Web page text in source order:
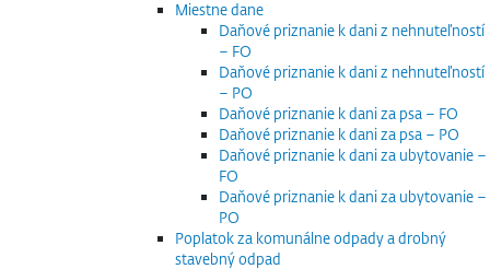
Miestne dane
Daňové priznanie k dani z nehnuteľností
– FO
Daňové priznanie k dani z nehnuteľností
– PO
Daňové priznanie k dani za psa – FO
Daňové priznanie k dani za psa – PO
Daňové priznanie k dani za ubytovanie –
FO
Daňové priznanie k dani za ubytovanie –
PO
Poplatok za komunálne odpady a drobný
stavebný odpad